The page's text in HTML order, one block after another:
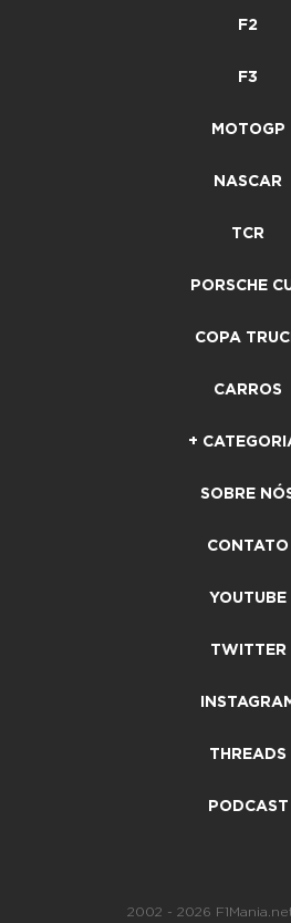
F2
F3
MOTOGP
NASCAR
TCR
PORSCHE
COPA
CARROS
+
SOBRE
CONTATO
YOUTUBE
TWITTER
THREADS
PODCAST
2002 - 2026